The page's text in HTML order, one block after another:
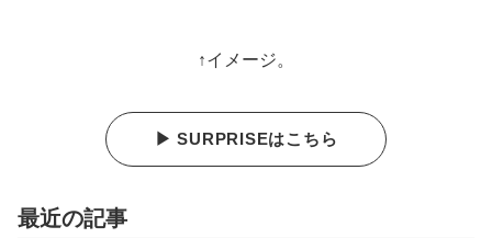
↑イメージ。
▶ SURPRISEはこちら
最近の記事